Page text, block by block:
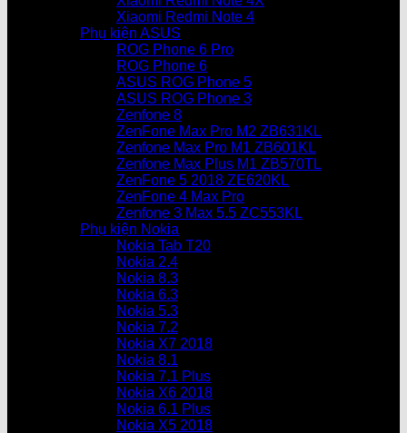
Xiaomi Redmi Note 4
Phụ kiện ASUS
ROG Phone 6 Pro
ROG Phone 6
ASUS ROG Phone 5
ASUS ROG Phone 3
Zenfone 8
ZenFone Max Pro M2 ZB631KL
Zenfone Max Pro M1 ZB601KL
Zenfone Max Plus M1 ZB570TL
ZenFone 5 2018 ZE620KL
ZenFone 4 Max Pro
Zenfone 3 Max 5.5 ZC553KL
Phụ kiện Nokia
Nokia Tab T20
Nokia 2.4
Nokia 8.3
Nokia 6.3
Nokia 5.3
Nokia 7.2
Nokia X7 2018
Nokia 8.1
Nokia 7.1 Plus
Nokia X6 2018
Nokia 6.1 Plus
Nokia X5 2018